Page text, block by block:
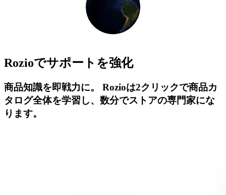
Rozioでサポートを強化
商品知識を即戦力に。
Rozioは2クリックで商品カ
タログ全体を学習し、数分でストアの専門家にな
ります。